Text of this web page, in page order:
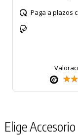
Paga a plazos
Elige Accesorio